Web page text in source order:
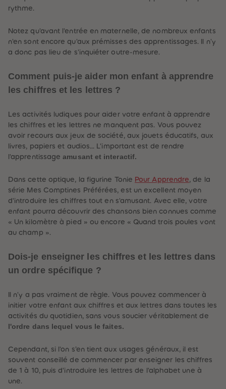
trottez avec
!
rythme.
Notez qu'avant l'entrée en maternelle, de nombreux enfants
n'en sont encore qu'aux prémisses des apprentissages. Il n'y
a donc pas lieu de s'inquiéter outre-mesure.
Comment puis-je aider mon enfant à apprendre
les chiffres et les lettres ?
Les activités ludiques pour aider votre enfant à apprendre
les chiffres et les lettres ne manquent pas. Vous pouvez
avoir recours aux jeux de société, aux jouets éducatifs, aux
livres, papiers et audios... L'important est de rendre
l'apprentissageamusant et interactif.
Dans cette optique, la figurine Tonie Pour Apprendre, de la
série Mes Comptines Préférées, est un excellent moyen
d'introduire les chiffres tout en s'amusant. Avec elle, votre
enfant pourra découvrir des chansons bien connues comme
« Un kilomètre à pied » ou encore « Quand trois poules vont
au champ ».
Dois-je enseigner les chiffres et les lettres dans
un ordre spécifique ?
Il n'y a pas vraiment de règle. Vous pouvez commencer à
initier votre enfant aux chiffres et aux lettres dans toutes les
activités du quotidien, sans vous soucier véritablement de
l'ordre dans lequel vous le faites.
Cependant, si l'on s’en tient aux usages généraux, il est
souvent conseillé de commencer par enseigner les chiffres
de 1 à 10, puis d'introduire les lettres de l'alphabet une à
une.